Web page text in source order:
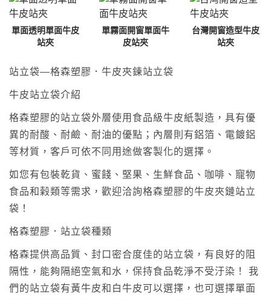
單面透明單面牛皮
站夾
單霧面開窗單面牛
皮站夾
台灣開窗造型牛皮
站夾
站立袋—格森塑膠．牛皮夾鍊站立袋
牛皮站立袋介紹
格森塑膠的站立袋外層使用食品級牛皮紙製造，具有優
異的耐酸、耐鹼、耐油的優點；內層則有鋁箔、電鍍鋁
等材質，客戶可依不同用途做客製化的選擇。
如您有包裝乾貨、蜜餞、堅果、生鮮食品、咖啡、寵物
食品和榖類等需求，歡迎洽詢格森塑膠的牛皮夾鏈站立
袋！
格森塑膠．站立袋種類
格森提供高品質、封口密合度佳的站立袋，有良好的阻
隔性，能夠隔絕空氣和水，保持食品乾淨不受汙染！ 我
們的站立袋有黃牛皮和白牛皮可以選擇，也可選擇單面